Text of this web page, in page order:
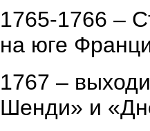
1765-1766 –
на юге
1767 –
Шенди» и